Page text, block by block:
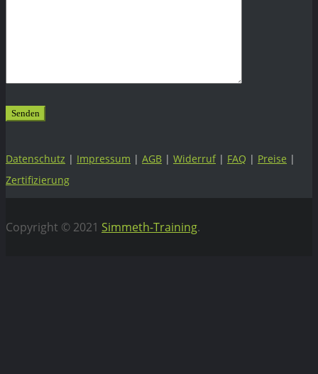
Datenschutz | Impressum | AGB | Widerruf| FAQ | Preise |
Zertifizierung
Copyright © 2021 Simmeth-Training.